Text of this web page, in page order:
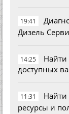
19:41
Дизель
14:25
Найти
доступных
11:31
Найти
ресурсы и